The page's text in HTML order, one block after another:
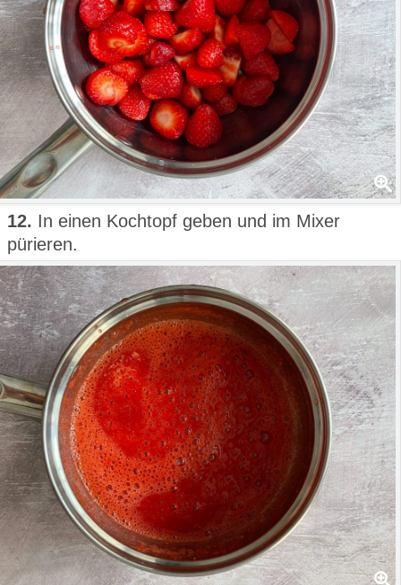
12. In einen Kochtopf geben und im Mixer
pürieren.